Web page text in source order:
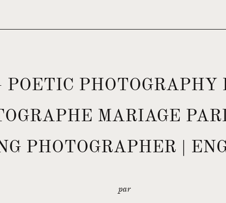
PHOTOGRAPHY
MARIAGE
PHOTOGRAPHER |
par